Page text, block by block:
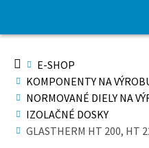
E-SHOP
KOMPONENTY NA
NORMOVANÉ DIELY NA
IZOLAČNÉ DOSKY
GLASTHERM HT 200, HT